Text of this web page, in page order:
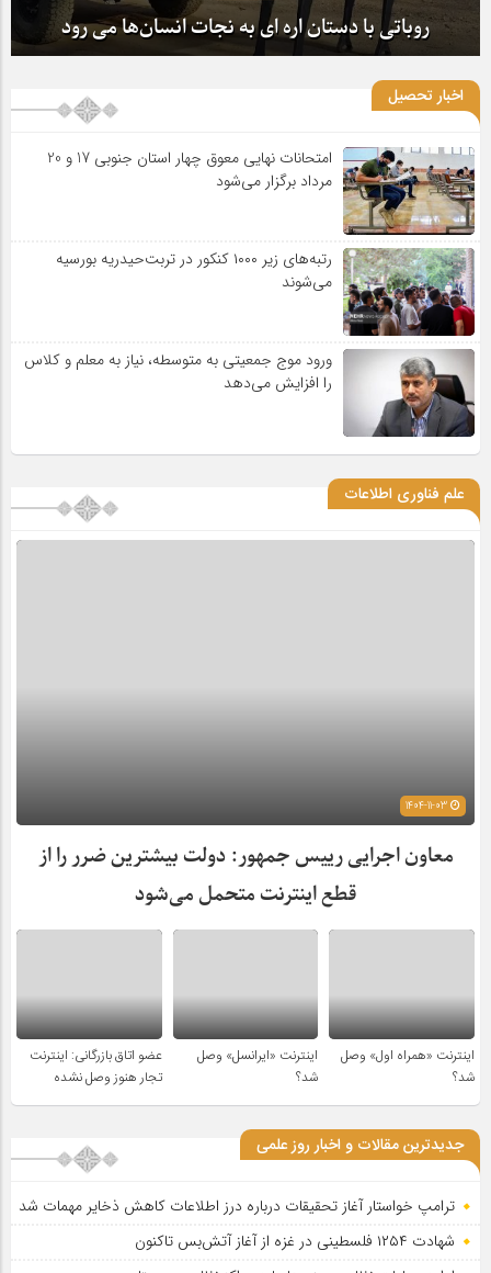
روباتی با دستان اره ای به نجات انسان‌ها می رود
اخبار تحصیل
امتحانات نهایی معوق چهار استان جنوبی 17 و 20
مرداد برگزار می‌شود
رتبه‌های زیر ۱۰۰۰ کنکور در تربت‌حیدریه بورسیه
می‌شوند
ورود موج جمعیتی به متوسطه، نیاز به معلم و کلاس
را افزایش می‌دهد
علم فناوری اطلاعات
معاون اجرایی رییس جمهور: دولت بیشترین ضرر را از
قطع اینترنت متحمل می‌شود
اینترنت «همراه اول» وصل
شد؟
اینترنت «ایرانسل» وصل
شد؟
عضو اتاق بازرگانی: اینترنت
تجار هنوز وصل نشده
جدیدترین مقالات و اخبار روز علمی
ترامپ خواستار آغاز تحقیقات درباره درز اطلاعات کاهش ذخایر مهمات شد
شهادت ۱۲۵۴ فلسطینی در غزه از آغاز آتش‌بس تاکنون